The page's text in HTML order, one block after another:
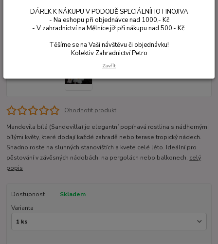
Ohodnotit produkt
Mandevila bílá (Sandevilla) je elegantní popínavá rostlina s nádhernými
bílými květy, které dodají každé zahradě nebo terase tropický nádech.
Snadno roste na slunných stanovištích a kvete celé léto. Ideální pro
pěstování v závěsných nádobách, na pergolách nebo balkonech. celý
popis
Dostupnost
Skladem
Varianta
DÁREK K NÁKUPU V PODOBĚ SPECIÁLNÍHO HNOJIVA
- Na eshopu při objednávce nad 1000,- Kč
- V zahradnictví na Mělníce již při nákupu nad 500,- Kč.
Těšíme se na Vaši návštěvu či objednávku!
Kolektiv Zahradnictví Petro
Zavřít